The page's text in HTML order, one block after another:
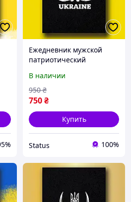
Ежедневник мужской
патриотический
недатированный,
деловой блокнот 208стр
/(S15)
В наличии
750₴
950 ₴
Купить
Status 100%